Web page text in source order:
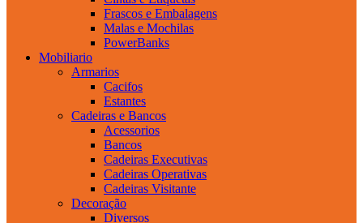
Frascos e Embalagens
Malas e Mochilas
PowerBanks
Mobiliario
Armarios
Cacifos
Estantes
Cadeiras e Bancos
Acessorios
Bancos
Cadeiras Executivas
Cadeiras Operativas
Cadeiras Visitante
Decoração
Diversos